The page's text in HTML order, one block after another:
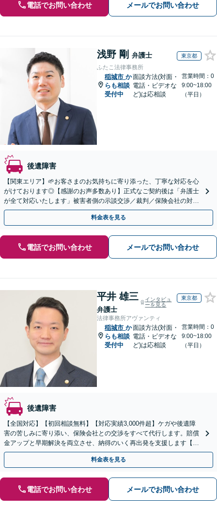
電話でお問い合わせ メールでお問い合わせ
浅野 剛 弁護士 東京都
ふたこ法律事務所
稲城市 か
らも相談
受付中
面談方法(対面・
電話・ビデオな
ど)は応相談
営業時間：0
9:00~18:00
（平日）
後遺障害
【関東エリア】🌱お客さまのお気持ちに寄り添った、丁寧な対応を心
がけております◎【感謝のお声多数あり】正式なご契約後は「弁護士
が全て対応いたします」被害者側の示談交渉／裁判／保険会社の対応
／むち打ち／物損事故のご相談はお任せください。
料金表を見る
電話でお問い合わせ メールでお問い合わせ
平井 雄三
弁護士
インタビュ
ーを見る
東京都
法律事務所アヴァンティ
稲城市 か
らも相談
受付中
面談方法(対面・
電話・ビデオな
ど)は応相談
営業時間：0
9:00~18:00
（平日）
後遺障害
【全国対応】【初回相談無料】【対応実績3,000件超】ケガや後遺障
害の苦しみに寄り添い、保険会社との交渉をすべて代行します。賠償
金アップと早期解決を両立させ、納得のいく再出発を支援します【夜
間や休日相談可】
料金表を見る
電話でお問い合わせ メールでお問い合わせ